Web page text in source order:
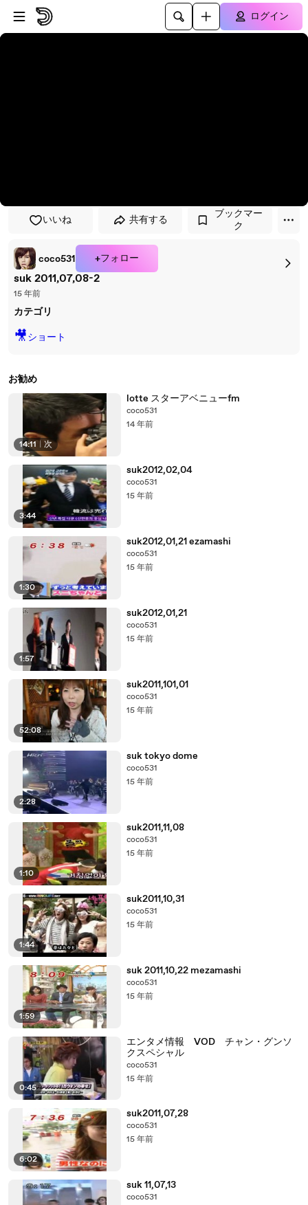
プレイヤーにスキップ
メインコンテンツにスキップ
ログイン
いいね 共有する
ブックマー
ク
coco531 +フォロー
suk 2011,07,08-2
15 年前
カテゴリ
🎥ショート
お勧め
14:11 次
lotte スターアベニューfm
coco531
14 年前
3:44
suk2012,02,04
coco531
15 年前
1:30
suk2012,01,21 ezamashi
coco531
15 年前
1:57
suk2012,01,21
coco531
15 年前
52:08
suk2011,101,01
coco531
15 年前
2:28
suk tokyo dome
coco531
15 年前
1:10
suk2011,11,08
coco531
15 年前
1:44
suk2011,10,31
coco531
15 年前
1:59
suk 2011,10,22 mezamashi
coco531
15 年前
0:45
エンタメ情報 VOD チャン・グンソ
クスペシャル
coco531
15 年前
6:02
suk2011,07,28
coco531
15 年前
suk 11,07,13
coco531